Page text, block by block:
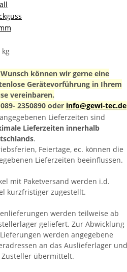
kg
können wir gerne eine
Gerätevorführung in Ihrem
vereinbaren.
2350890 oder info@gewi-tec.de
Lieferzeiten sind
Lieferzeiten innerhalb
.
Feiertage, ec. können die
Lieferzeiten beeinflussen.
mit Paketversand werden i.d.
kurzfristiger zugestellt.
werden teilweise ab
geliefert. Zur Abwicklung
werden angegebene
an das Auslieferlager und
übermittelt.